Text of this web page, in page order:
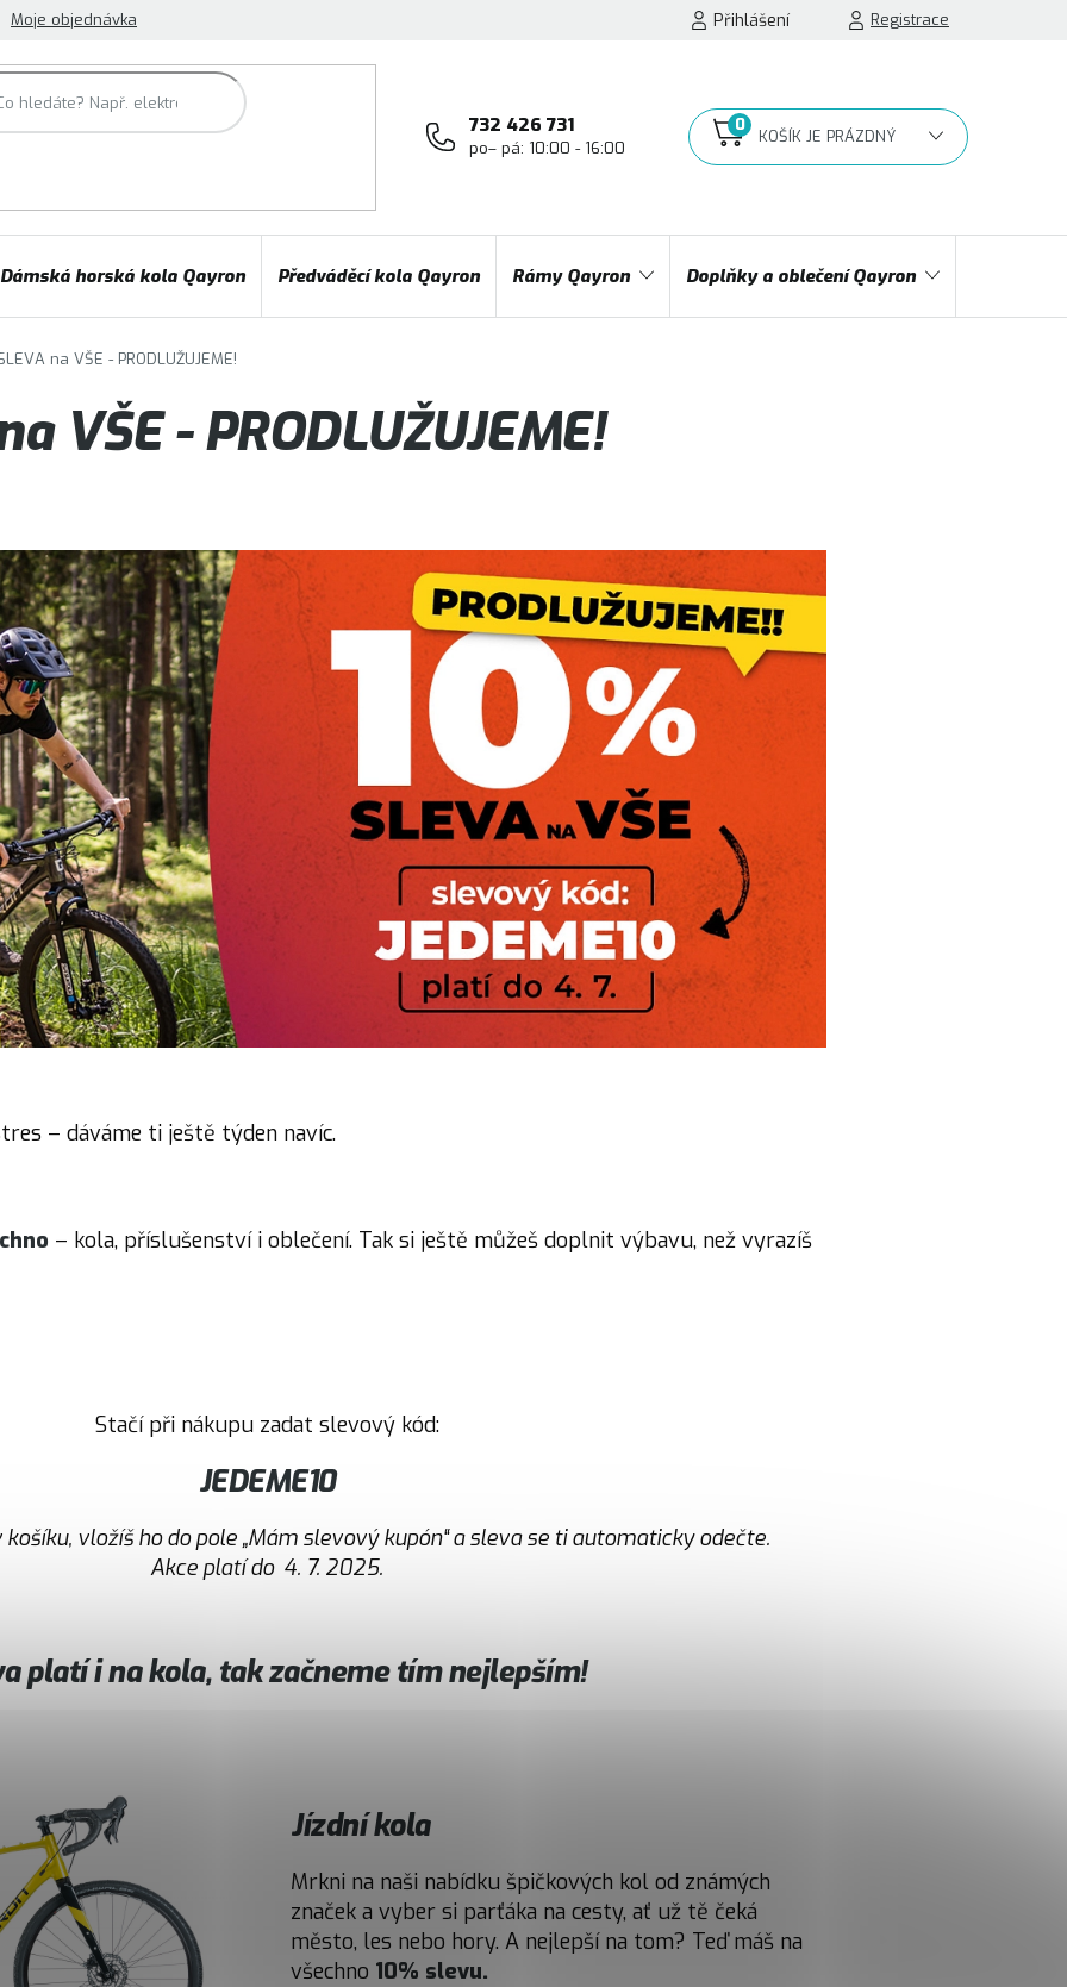
Moje objednávka Přihlášení Registrace
732 426 731
po– pá: 10:00 - 16:00
NÁKUPNÍ
Dámská horská kola Qayron Předváděcí kola Qayron Rámy Qayron Doplňky a oblečení Qayron
na VŠE - PRODLUŽUJEME!
VŠE - PRODLUŽUJEME!
– dáváme ti ještě týden navíc.
– kola, příslušenství i oblečení. Tak si ještě můžeš doplnit výbavu, než vyrazíš
Stačí při nákupu zadat slevový kód:
JEDEME10
vložíš ho do pole „Mám slevový kupón“ a sleva se ti automaticky odečte.
Akce platí do 4. 7. 2025.
platí i na kola, tak začneme tím nejlepším!
Jízdní kola
Mrkni na naši nabídku špičkových kol od známých
značek a vyber si parťáka na cesty, ať už tě čeká
město, les nebo hory. A nejlepší na tom? Teď máš na
všechno 10% slevu.